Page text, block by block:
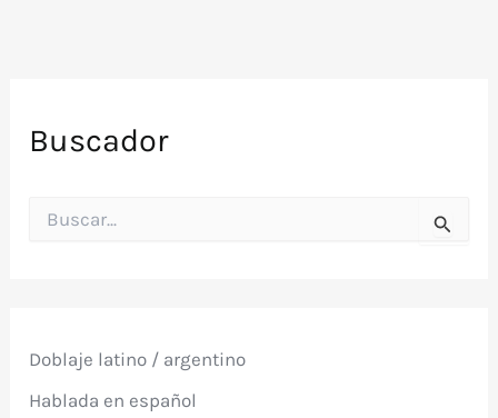
Buscador
o
:
Doblaje latino / argentino
Hablada en español